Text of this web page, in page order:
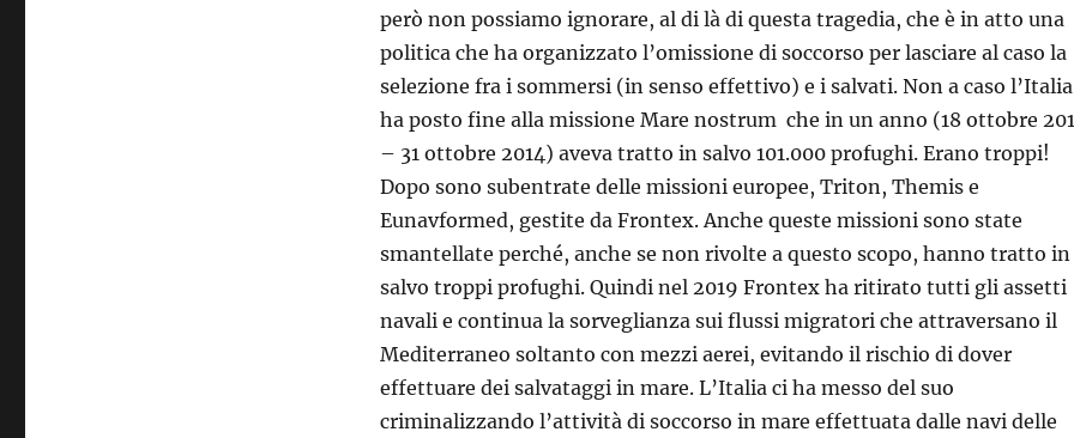
però non possiamo ignorare, al di là di questa tragedia, che è in atto una
politica che ha organizzato l’omissione di soccorso per lasciare al caso la
selezione fra i sommersi (in senso effettivo) e i salvati. Non a caso l’Italia
ha posto fine alla missione Mare nostrum che in un anno (18 ottobre
– 31 ottobre 2014) aveva tratto in salvo 101.000 profughi. Erano troppi!
Dopo sono subentrate delle missioni europee, Triton, Themis e
Eunavformed, gestite da Frontex. Anche queste missioni sono state
smantellate perché, anche se non rivolte a questo scopo, hanno tratto in
salvo troppi profughi. Quindi nel 2019 Frontex ha ritirato tutti gli assetti
navali e continua la sorveglianza sui flussi migratori che attraversano il
Mediterraneo soltanto con mezzi aerei, evitando il rischio di dover
effettuare dei salvataggi in mare. L’Italia ci ha messo del suo
criminalizzando l’attività di soccorso in mare effettuata dalle navi delle